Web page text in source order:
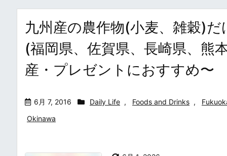
九州産の農作物(小麦、雑穀)
(福岡県、佐賀県、長崎県、熊
産・プレゼントにおすすめ〜
6月 7, 2016 Daily Life , Foods and Drinks ,
Okinawa